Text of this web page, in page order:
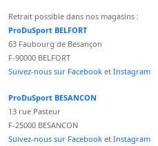
Retrait possible dans nos magasins :
ProDuSport BELFORT
63 Faubourg de Besançon
F-90000 BELFORT
Suivez-nous sur Facebook et Instagram
ProDuSport BESANCON
13 rue Pasteur
F-25000 BESANCON
Suivez-nous sur Facebook et Instagram